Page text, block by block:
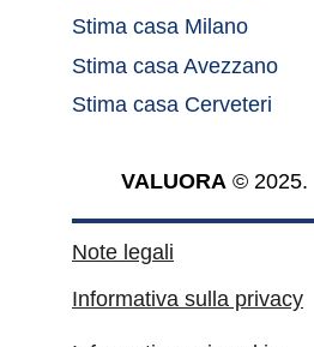
VALUORA © 2025.
Note legali
Informativa sulla privacy
Stima casa Milano
Stima casa Avezzano
Stima casa Cerveteri